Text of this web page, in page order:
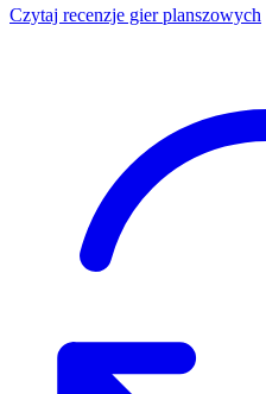
Czytaj recenzje gier planszowych